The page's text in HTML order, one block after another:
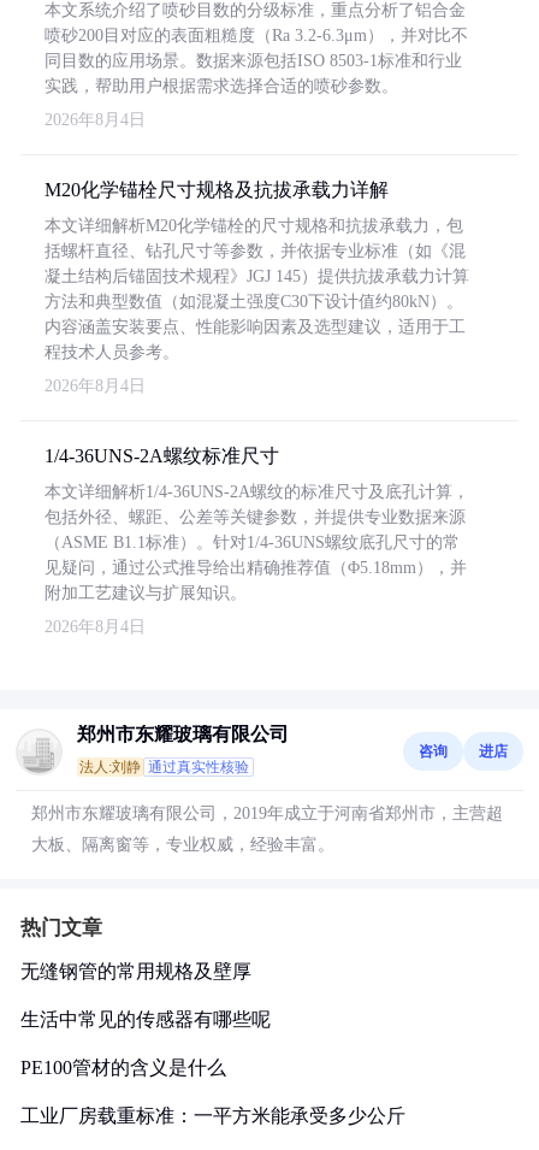
本文系统介绍了喷砂目数的分级标准，重点分析了铝合金
喷砂200目对应的表面粗糙度（Ra 3.2-6.3μm），并对比不
同目数的应用场景。数据来源包括ISO 8503-1标准和行业
实践，帮助用户根据需求选择合适的喷砂参数。
2026年8月4日
M20化学锚栓尺寸规格及抗拔承载力详解
本文详细解析M20化学锚栓的尺寸规格和抗拔承载力，包
括螺杆直径、钻孔尺寸等参数，并依据专业标准（如《混
凝土结构后锚固技术规程》JGJ 145）提供抗拔承载力计算
方法和典型数值（如混凝土强度C30下设计值约80kN）。
内容涵盖安装要点、性能影响因素及选型建议，适用于工
程技术人员参考。
2026年8月4日
1/4-36UNS-2A螺纹标准尺寸
本文详细解析1/4-36UNS-2A螺纹的标准尺寸及底孔计算，
包括外径、螺距、公差等关键参数，并提供专业数据来源
（ASME B1.1标准）。针对1/4-36UNS螺纹底孔尺寸的常
见疑问，通过公式推导给出精确推荐值（Φ5.18mm），并
附加工艺建议与扩展知识。
2026年8月4日
郑州市东耀玻璃有限公司
法人:刘静 通过真实性核验
咨询 进店
郑州市东耀玻璃有限公司，2019年成立于河南省郑州市，主营超
大板、隔离窗等，专业权威，经验丰富。
热门文章
无缝钢管的常用规格及壁厚
生活中常见的传感器有哪些呢
PE100管材的含义是什么
工业厂房载重标准：一平方米能承受多少公斤